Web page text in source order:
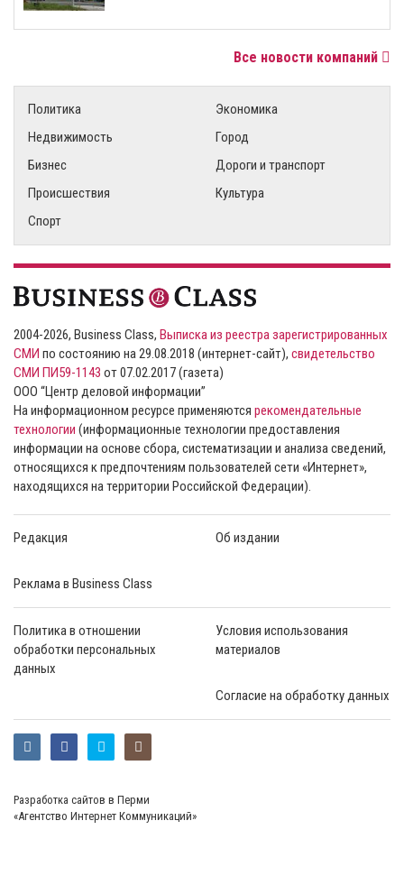
Все новости компаний
Политика
Экономика
Недвижимость
Город
Бизнес
Дороги и транспорт
Происшествия
Культура
Спорт
2004-2026, Business Class, Выписка из реестра зарегистрированных
СМИ по состоянию на 29.08.2018 (интернет-сайт), свидетельство
СМИ ПИ59-1143 от 07.02.2017 (газета)
ООО “Центр деловой информации”
На информационном ресурсе применяются рекомендательные
технологии (информационные технологии предоставления
информации на основе сбора, систематизации и анализа сведений,
относящихся к предпочтениям пользователей сети «Интернет»,
находящихся на территории Российской Федерации).
Редакция Об издании
Реклама в Business Class
Политика в отношении
обработки персональных
данных
Условия использования
материалов
Согласие на обработку данных
Разработка сайтов в Перми
«Агентство Интернет Коммуникаций»